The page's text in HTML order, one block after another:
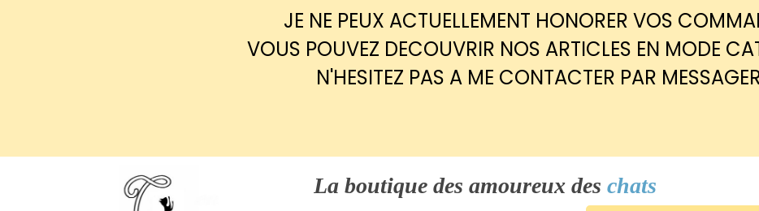
JE NE PEUX ACTUELLEMENT HONORER VOS
VOUS POUVEZ DECOUVRIR NOS ARTICLES EN MODE
N'HESITEZ PAS A ME CONTACTER PAR
La boutique des amoureux des chats